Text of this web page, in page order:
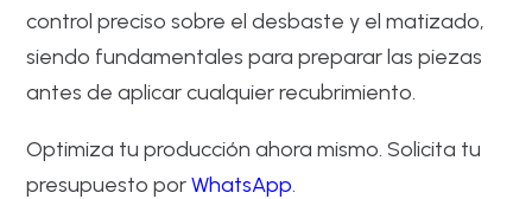
control preciso sobre el desbaste y el matizado,
siendo fundamentales para preparar las piezas
antes de aplicar cualquier recubrimiento.
Optimiza tu producción ahora mismo. Solicita tu
presupuesto porWhatsApp.